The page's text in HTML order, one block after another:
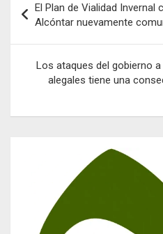
de
entradas
El Plan de Vialidad Invernal
Alcóntar nuevamente
Los ataques del gobierno
alegales tiene una